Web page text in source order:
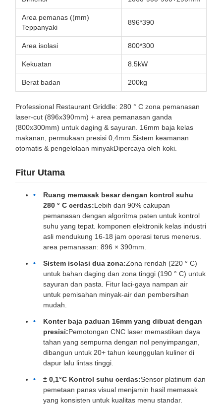
Area pemanas ((mm)
Teppanyaki
896*390
Area isolasi 800*300
Kekuatan 8.5kW
Berat badan 200kg
Professional Restaurant Griddle: 280 ° C zona pemanasan
laser-cut (896x390mm) + area pemanasan ganda
(800x300mm) untuk daging & sayuran. 16mm baja kelas
makanan, permukaan presisi 0,4mm.Sistem keamanan
otomatis & pengelolaan minyakDipercaya oleh koki.
Fitur Utama
Ruang memasak besar dengan kontrol suhu
280 ° C cerdas:Lebih dari 90% cakupan
pemanasan dengan algoritma paten untuk kontrol
suhu yang tepat. komponen elektronik kelas industri
asli mendukung 16-18 jam operasi terus menerus.
area pemanasan: 896 × 390mm.
Sistem isolasi dua zona:Zona rendah (220 ° C)
untuk bahan daging dan zona tinggi (190 ° C) untuk
sayuran dan pasta. Fitur laci-gaya nampan air
untuk pemisahan minyak-air dan pembersihan
mudah.
Konter baja paduan 16mm yang dibuat dengan
presisi:Pemotongan CNC laser memastikan daya
tahan yang sempurna dengan nol penyimpangan,
dibangun untuk 20+ tahun keunggulan kuliner di
dapur lalu lintas tinggi.
± 0,1°C Kontrol suhu cerdas:Sensor platinum dan
pemetaan panas visual menjamin hasil memasak
yang konsisten untuk kualitas menu standar.